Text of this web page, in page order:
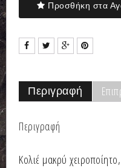
Προσθήκη στα
Περιγραφή
Περιγραφή
Κολιέ μακρύ